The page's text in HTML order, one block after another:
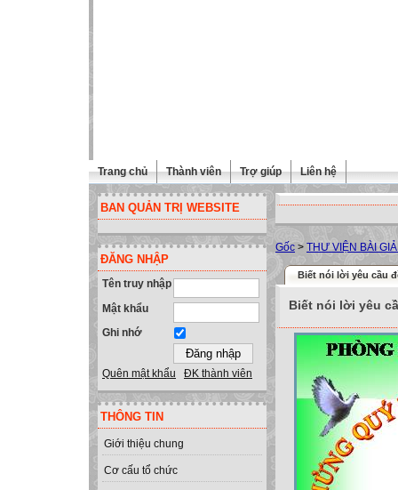
Trang chủ Thành viên Trợ giúp Liên hệ
BAN QUẢN TRỊ WEBSITE
ĐĂNG NHẬP
Tên truy nhập
Mật khẩu
Ghi nhớ
Quên mật khẩu ĐK thành viên
THÔNG TIN
Giới thiệu chung
Cơ cấu tổ chức
Gốc > THƯ VIỆN BÀI
Biết nói lời yêu cầu
Biết nói lời yêu